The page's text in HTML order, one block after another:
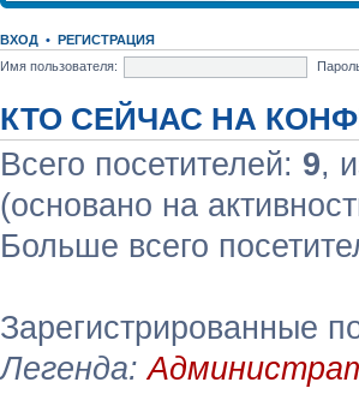
ВХОД • РЕГИСТРАЦИЯ
Имя пользователя:
КТО СЕЙЧАС НА
Всего посетителей: 9,
(основано на
Больше всего
Зарегистрированные
Легенда: